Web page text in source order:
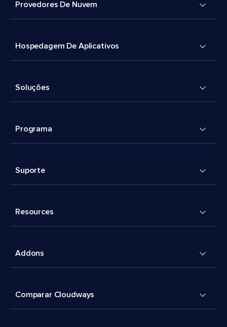
Provedores De Nuvem
Hospedagem De Aplicativos
Soluções
Programa
Suporte
Resources
Addons
Comparar Cloudways